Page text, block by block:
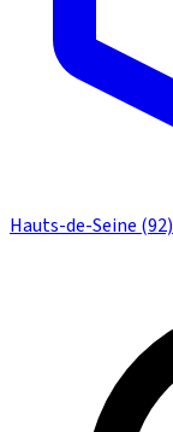
Hauts-de-Seine (92)